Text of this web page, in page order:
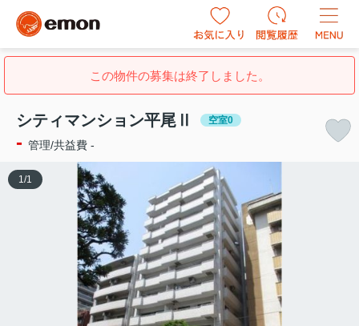
この物件の募集は終了しました。
シティマンション平尾Ⅱ 空室0
- 管理/共益費 -
1 /1